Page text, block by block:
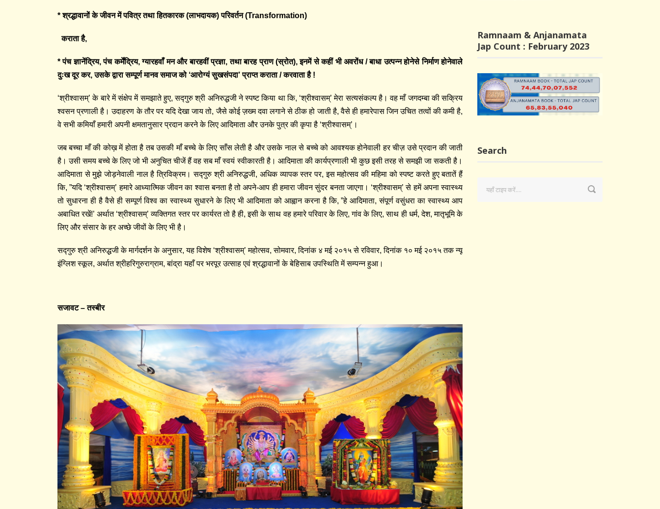
* श्रद्धावानों के जीवन में पवित्र तथा हितकारक (लाभदायक) परिवर्तन (Transformation)
कराता है,
* पंच ज्ञानेंद्रिय, पंच कर्मेंद्रिय, ग्यारहवाँ मन और बारहवीं प्रज्ञा, तथा बारह प्राण (स्रोत), इनमें से कहीं भी अवरोंध / बाधा उत्पन्न होनेसे निर्माण होनेवाले
दुःख दूर कर, उसके द्वारा सम्पूर्ण मानव समाज को ‘आरोग्यं सुखसंपदा’ प्राप्त कराता / करवाता है !
‘श्रीश्‍वासम्’ के बारे में संक्षेप में समझाते हुए, सद्गुरु श्री अनिरुद्धजी ने स्पष्ट किया था कि, ‘श्रीश्‍वासम्’ मेरा सत्यसंकल्प है। वह माँ जगदम्बा की सक्रिय
श्वसन प्रणाली है। उदाहरण के तौर पर यदि देखा जाय तो, जैसे कोई ज़ख्म दवा लगाने से ठीक हो जाती है, वैसे ही हमारेपास जिन उचित तत्वों की कमी है,
वे सभी कमियाँ हमारी अपनी क्षमतानुसार प्रदान करने के लिए आदिमाता और उनके पुत्र की कृपा है ‘श्रीश्‍वासम्’।
जब बच्चा माँ की कोख़ में होता है तब उसकी माँ बच्चे के लिए साँस लेती है और उसके नाल से बच्चे को आवश्यक होनेवाली हर चीज़ उसे प्रदान की जाती
है। उसी समय बच्चे के लिए जो भी अनुचित चीजें हैं वह सब माँ स्वयं स्वीकारती है। आदिमाता की कार्यप्रणाली भी कुछ इसी तरह से समझी जा सकती है।
आदिमाता से मुझे जोड़नेवाली नाल है त्रिविक्रम। सद्गुरु श्री अनिरुद्धजी, अधिक व्यापक स्तर पर, इस महोत्सव की महिमा को स्पष्ट करते हुए बतातें हैं
कि, ”यदि ‘श्रीश्वासम्’ हमारे आध्यात्मिक जीवन का श्वास बनता है तो अपने-आप ही हमारा जीवन सुंदर बनता जाएगा। ‘श्रीश्वासम्’ से हमें अपना स्वास्थ्य
तो सुधारना ही है वैसे ही सम्पूर्ण विश्व का स्वास्थ्य सुधारने के लिए भी आदिमाता को आह्वान करना है कि, ”हे आदिमाता, संपूर्ण वसुंधरा का स्वास्थ्य आप
अबाधित रखें!’ अर्थात ‘श्रीश्वासम्’ व्यक्तिगत स्तर पर कार्यरत तो है ही, इसी के साथ वह हमारे परिवार के लिए, गांव के लिए, साथ ही धर्म, देश, मातृभूमि के
लिए और संसार के हर अच्छे जीवों के लिए भी है।
सद्गुरु श्री अनिरुद्धजी के मार्गदर्शन के अनुसार, यह विशेष ‘श्रीश्वासम्’ महोत्सव, सोमवार, दिनांक ४ मई २०१५ से रविवार, दिनांक १० मई २०१५ तक न्यू
इंग्लिश स्कूल, अर्थात श्रीहरिगुरुराग्राम, बांद्रा यहाँ पर भरपूर उत्साह एवं श्रद्धावानों के बेहिसाब उपस्थिति में सम्पन्न हुआ।
सजावट–तस्बीर
Ramnaam & Anjanamata
Jap Count : February 2023
Search